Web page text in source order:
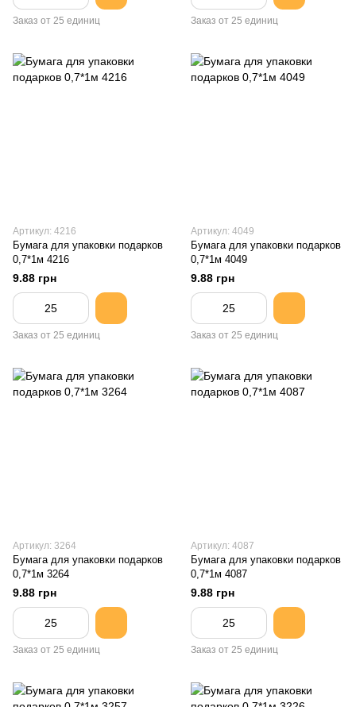
Заказ от 25 единиц Заказ от 25 единиц
Артикул: 4216
Бумага для упаковки подарков
0,7*1м 4216
9.88 грн
Заказ от 25 единиц
Артикул: 4049
Бумага для упаковки подарков
0,7*1м 4049
9.88 грн
Заказ от 25 единиц
Артикул: 3264
Бумага для упаковки подарков
0,7*1м 3264
9.88 грн
Заказ от 25 единиц
Артикул: 4087
Бумага для упаковки подарков
0,7*1м 4087
9.88 грн
Заказ от 25 единиц